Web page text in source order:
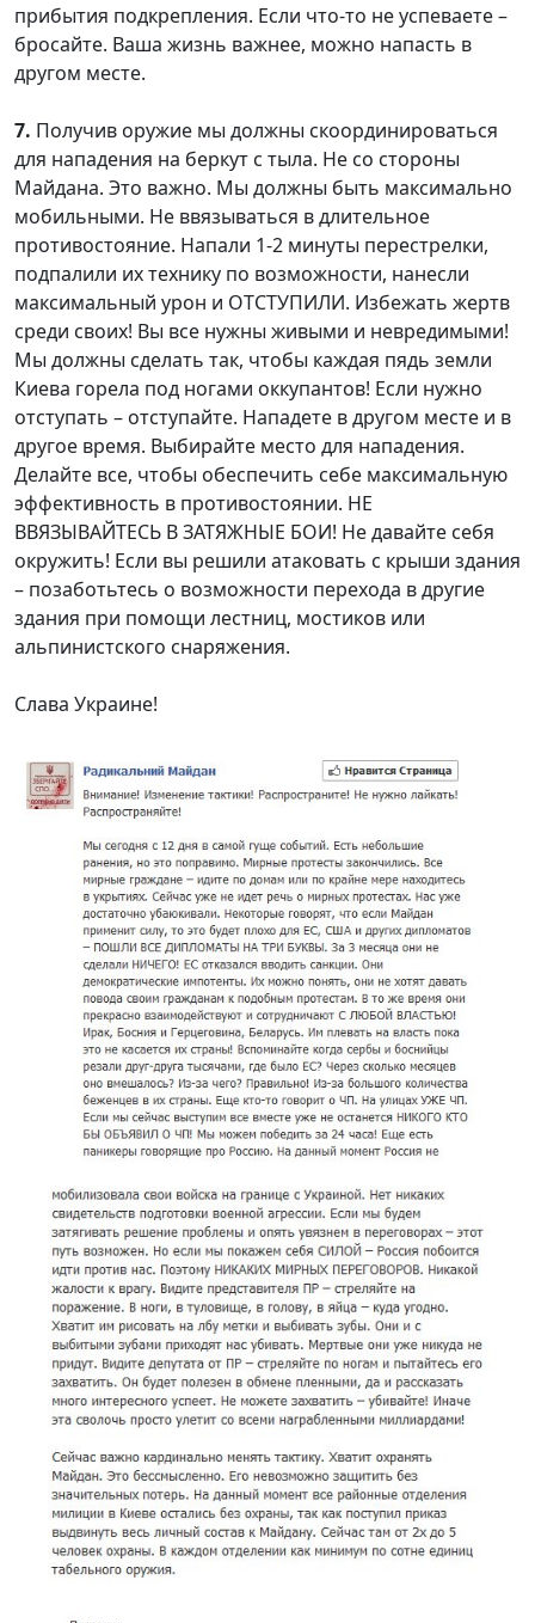
прибытия подкрепления. Если что-то не успеваете –
бросайте. Ваша жизнь важнее, можно напасть в
другом месте.
7. Получив оружие мы должны скоординироваться
для нападения на беркут с тыла. Не со стороны
Майдана. Это важно. Мы должны быть максимально
мобильными. Не ввязываться в длительное
противостояние. Напали 1-2 минуты перестрелки,
подпалили их технику по возможности, нанесли
максимальный урон и ОТСТУПИЛИ. Избежать жертв
среди своих! Вы все нужны живыми и невредимыми!
Мы должны сделать так, чтобы каждая пядь земли
Киева горела под ногами оккупантов! Если нужно
отступать – отступайте. Нападете в другом месте и в
другое время. Выбирайте место для нападения.
Делайте все, чтобы обеспечить себе максимальную
эффективность в противостоянии. НЕ
ВВЯЗЫВАЙТЕСЬ В ЗАТЯЖНЫЕ БОИ! Не давайте себя
окружить! Если вы решили атаковать с крыши здания
– позаботьтесь о возможности перехода в другие
здания при помощи лестниц, мостиков или
альпинистского снаряжения.
Слава Украине!